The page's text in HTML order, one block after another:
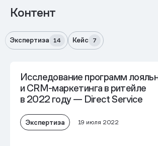
Контент
Экспертиза 14 Кейс 7
Исследование программ
и CRM-маркетинга в ритейле
в 2022 году — Direct Service
Экспертиза 19 июля 2022